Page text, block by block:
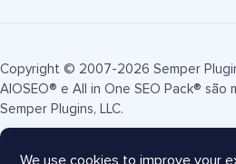
Copyright © 2007-2026 Semper
AIOSEO® e All in One SEO Pack® são
Semper Plugins, LLC.
Termos de Serviço Política de